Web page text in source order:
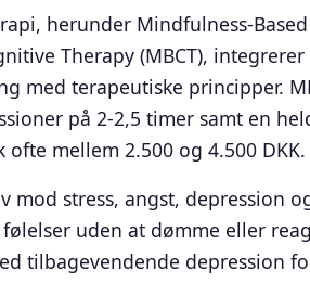
herunder Mindfulness-Based
Therapy (MBCT),
med terapeutiske principper.
på 2-2,5 timer samt en
mellem 2.500 og 4.500 DKK.
mod stress, angst, depression
uden at dømme eller
tilbagevendende depression